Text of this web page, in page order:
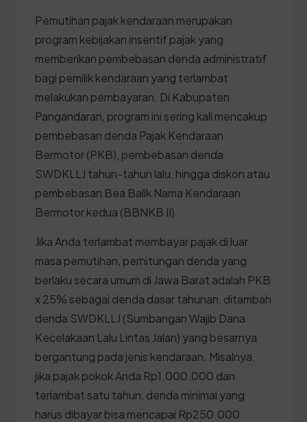
Pemutihan pajak kendaraan merupakan
program kebijakan insentif pajak yang
memberikan pembebasan denda administratif
bagi pemilik kendaraan yang terlambat
melakukan pembayaran. Di Kabupaten
Pangandaran, program ini sering kali mencakup
pembebasan denda Pajak Kendaraan
Bermotor (PKB), pembebasan denda
SWDKLLJ tahun-tahun lalu, hingga diskon atau
pembebasan Bea Balik Nama Kendaraan
Bermotor kedua (BBNKB II).
Jika Anda terlambat membayar pajak di luar
masa pemutihan, perhitungan denda yang
berlaku secara umum di Jawa Barat adalah PKB
x 25% sebagai denda dasar tahunan, ditambah
denda SWDKLLJ (Sumbangan Wajib Dana
Kecelakaan Lalu Lintas Jalan) yang besarnya
bergantung pada jenis kendaraan. Misalnya,
jika pajak pokok Anda Rp1.000.000 dan
terlambat satu tahun, denda minimal yang
harus dibayar bisa mencapai Rp250.000